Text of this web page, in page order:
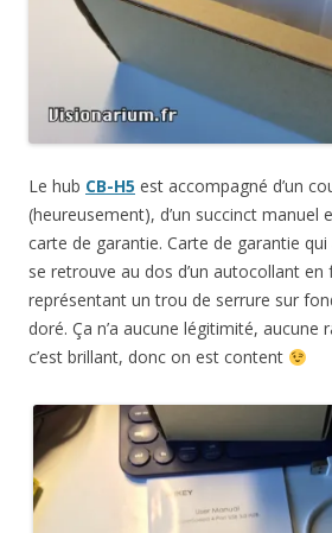
Le hub CB-H5 est accompagné d’un
(heureusement), d’un succinct manuel
carte de garantie. Carte de garantie
se retrouve au dos d’un autocollant en
représentant un trou de serrure sur
doré. Ça n’a aucune légitimité, aucune
c’est brillant, donc on est content